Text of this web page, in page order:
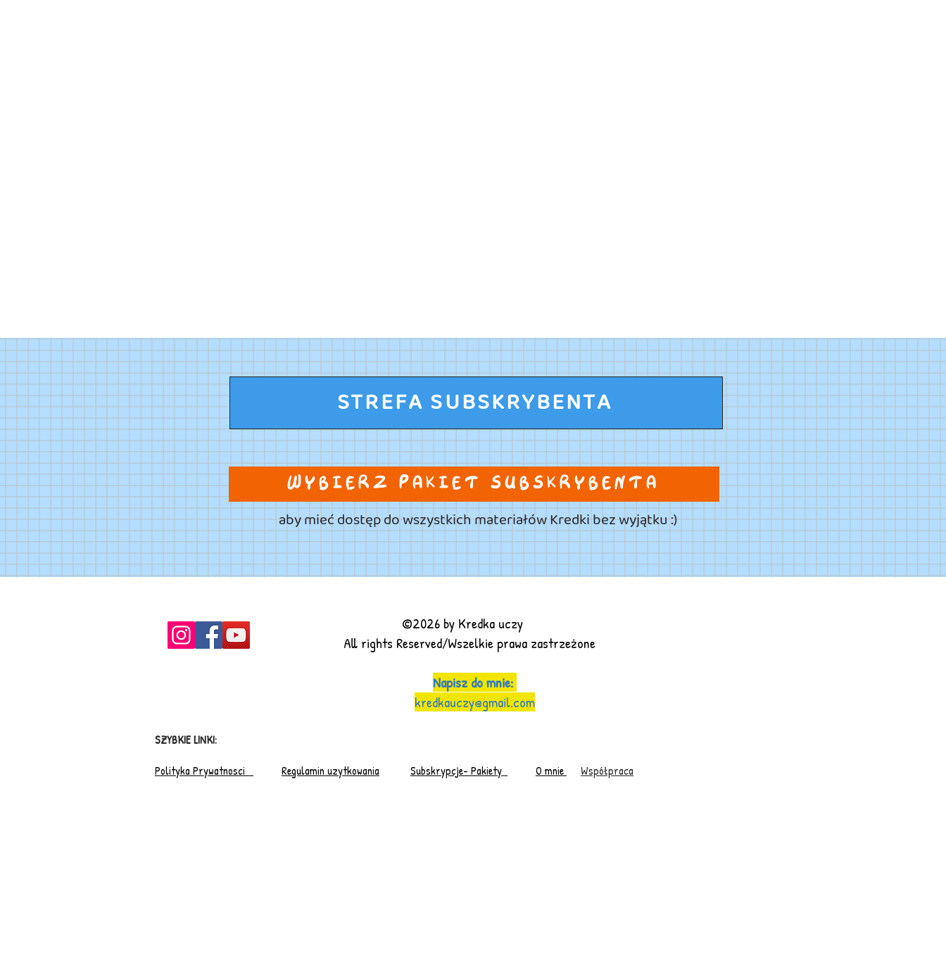
STREFA SUBSKRYBENTA
WYBIERZ PAKIET SUBSKRYBENTA
aby mieć dostęp do wszystkich materiałów Kredki bez wyjątku :)
©2026 by Kredka uczy
All rights Reserved/Wszelkie prawa zastrzeżone
Napisz do mnie:
kredkauczy@gmail.com
SZYBKIE LINKI:
Polityka Prywatnosci
Regulamin uzytkowania Subskrypcje- Pakiety O mnie Współpraca